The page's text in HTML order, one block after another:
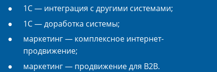
1С — интеграция с другими системами;
1С — доработка системы;
маркетинг — комплексное интернет-
продвижение;
маркетинг — продвижение для B2B.